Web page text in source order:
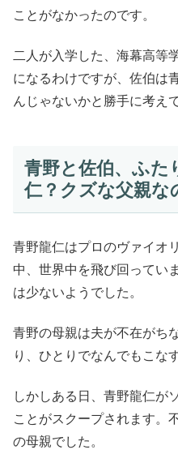
ことがなかったのです。
二人が入学した、海幕高等
になるわけですが、佐伯は
んじゃないかと勝手に考え
青野と佐伯、ふた
仁？クズな父親な
青野龍仁はプロのヴァイオ
中、世界中を飛び回ってい
は少ないようでした。
青野の母親は夫が不在がち
り、ひとりでなんでもこな
しかしある日、青野龍仁が
ことがスクープされます。
の母親でした。